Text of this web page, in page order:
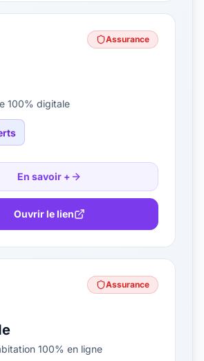
Assurance
100% digitale
En savoir +
Ouvrir le lien
Assurance
100% en ligne